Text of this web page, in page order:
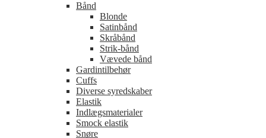
Bånd
Blonde
Satinbånd
Skråbånd
Strik-bånd
Vævede bånd
Gardintilbehør
Cuffs
Diverse syredskaber
Elastik
Indlægsmaterialer
Smock elastik
Snøre